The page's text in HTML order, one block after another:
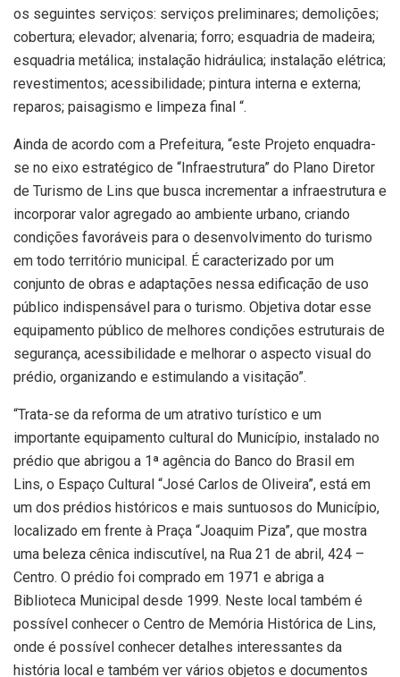
os seguintes serviços: serviços preliminares; demolições;
cobertura; elevador; alvenaria; forro; esquadria de madeira;
esquadria metálica; instalação hidráulica; instalação elétrica;
revestimentos; acessibilidade; pintura interna e externa;
reparos; paisagismo e limpeza final “.
Ainda de acordo com a Prefeitura, “este Projeto enquadra-
se no eixo estratégico de “Infraestrutura” do Plano Diretor
de Turismo de Lins que busca incrementar a infraestrutura e
incorporar valor agregado ao ambiente urbano, criando
condições favoráveis para o desenvolvimento do turismo
em todo território municipal. É caracterizado por um
conjunto de obras e adaptações nessa edificação de uso
público indispensável para o turismo. Objetiva dotar esse
equipamento público de melhores condições estruturais de
segurança, acessibilidade e melhorar o aspecto visual do
prédio, organizando e estimulando a visitação”.
“Trata-se da reforma de um atrativo turístico e um
importante equipamento cultural do Município, instalado no
prédio que abrigou a 1ª agência do Banco do Brasil em
Lins, o Espaço Cultural “José Carlos de Oliveira”, está em
um dos prédios históricos e mais suntuosos do Município,
localizado em frente à Praça “Joaquim Piza”, que mostra
uma beleza cênica indiscutível, na Rua 21 de abril, 424 –
Centro. O prédio foi comprado em 1971 e abriga a
Biblioteca Municipal desde 1999. Neste local também é
possível conhecer o Centro de Memória Histórica de Lins,
onde é possível conhecer detalhes interessantes da
história local e também ver vários objetos e documentos